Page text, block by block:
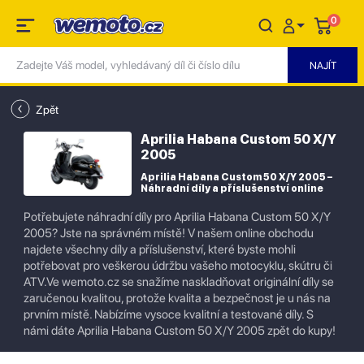
0
Zpět
Aprilia Habana Custom 50 X/Y
2005
Aprilia Habana Custom 50 X/Y 2005 –
Náhradní díly a příslušenství online
Potřebujete náhradní díly pro Aprilia Habana Custom 50 X/Y
2005? Jste na správném místě! V našem online obchodu
najdete všechny díly a příslušenství, které byste mohli
potřebovat pro veškerou údržbu vašeho motocyklu, skútru či
ATV.Ve wemoto.cz se snažíme naskladňovat originální díly se
zaručenou kvalitou, protože kvalita a bezpečnost je u nás na
prvním místě. Nabízíme vysoce kvalitní a testované díly. S
námi dáte Aprilia Habana Custom 50 X/Y 2005 zpět do kupy!